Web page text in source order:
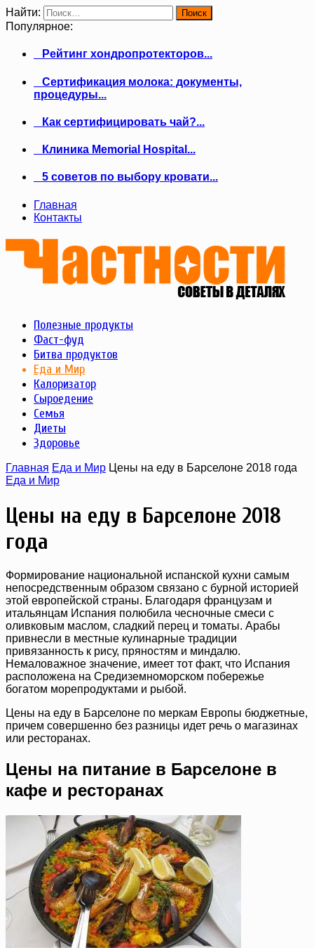
Найти:
Популярное:
Рейтинг хондропротекторов...
Сертификация молока: документы,
процедуры...
Как сертифицировать чай?...
Клиника Memorial Hospital...
5 советов по выбору кровати...
Главная
Контакты
Полезные продукты
Фаст-фуд
Битва продуктов
Еда и Мир
Калоризатор
Сыроедение
Семья
Диеты
Здоровье
Главная Еда и Мир Цены на еду в Барселоне 2018 года
Еда и Мир
Цены на еду в Барселоне 2018
года
Формирование национальной испанской кухни самым
непосредственным образом связано с бурной историей
этой европейской страны. Благодаря французам и
итальянцам Испания полюбила чесночные смеси с
оливковым маслом, сладкий перец и томаты. Арабы
привнесли в местные кулинарные традиции
привязанность к рису, пряностям и миндалю.
Немаловажное значение, имеет тот факт, что Испания
расположена на Средиземноморском побережье
богатом морепродуктами и рыбой.
Цены на еду в Барселоне по меркам Европы бюджетные,
причем совершенно без разницы идет речь о магазинах
или ресторанах.
Цены на питание в Барселоне в
кафе и ресторанах